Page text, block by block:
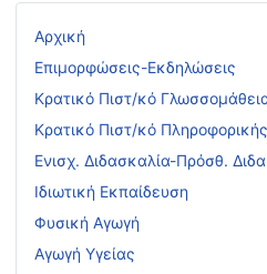
Αρχική
Επιμορφώσεις-Εκδηλώσεις
Κρατικό Πιστ/κό
Κρατικό Πιστ/κό Πληροφορικής
Ενισχ. Διδασκαλία-Πρόσθ.
Ιδιωτική Εκπαίδευση
Φυσική Αγωγή
Αγωγή Υγείας